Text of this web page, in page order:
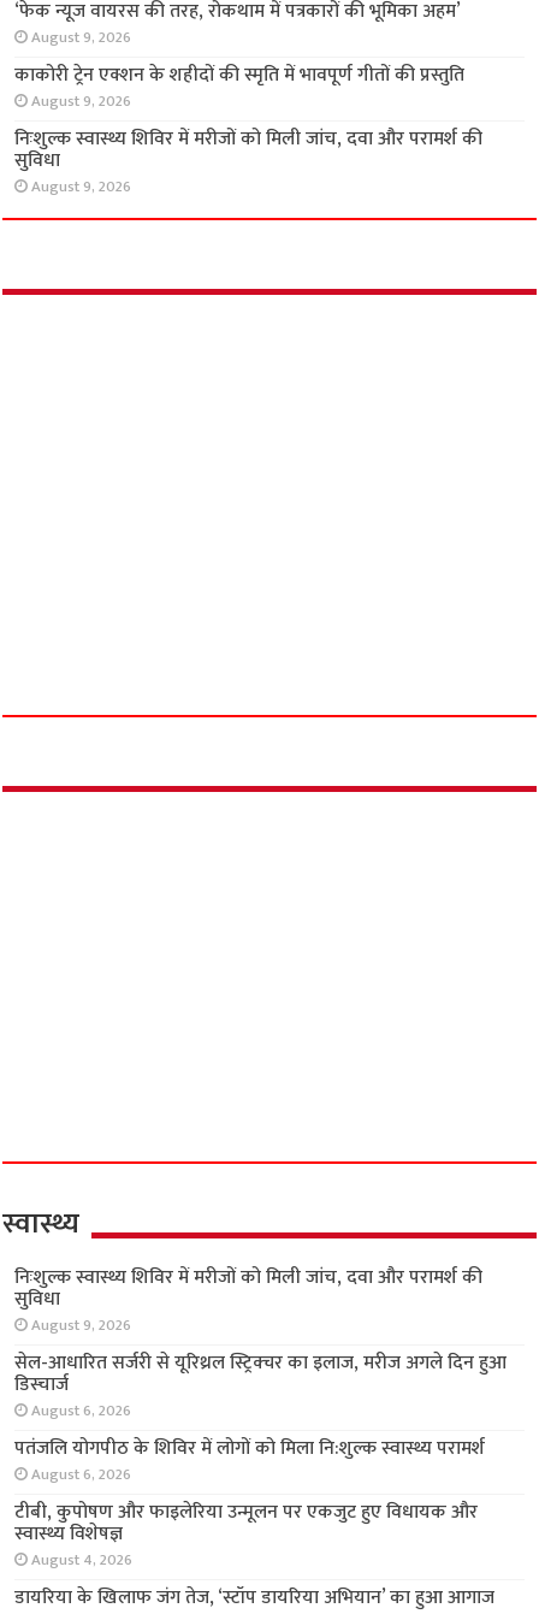
‘फेक न्यूज वायरस की तरह, रोकथाम में पत्रकारों की भूमिका अहम’
August 9, 2026
काकोरी ट्रेन एक्शन के शहीदों की स्मृति में भावपूर्ण गीतों की प्रस्तुति
August 9, 2026
निःशुल्क स्वास्थ्य शिविर में मरीजों को मिली जांच, दवा और परामर्श की
सुविधा
August 9, 2026
स्वास्थ्य
निःशुल्क स्वास्थ्य शिविर में मरीजों को मिली जांच, दवा और परामर्श की
सुविधा
August 9, 2026
सेल-आधारित सर्जरी से यूरिथ्रल स्ट्रिक्चर का इलाज, मरीज अगले दिन हुआ
डिस्चार्ज
August 6, 2026
पतंजलि योगपीठ के शिविर में लोगों को मिला नि:शुल्क
August 6, 2026
टीबी, कुपोषण और फाइलेरिया उन्मूलन पर एकजुट हुए विधायक और
स्वास्थ्य विशेषज्ञ
August 4, 2026